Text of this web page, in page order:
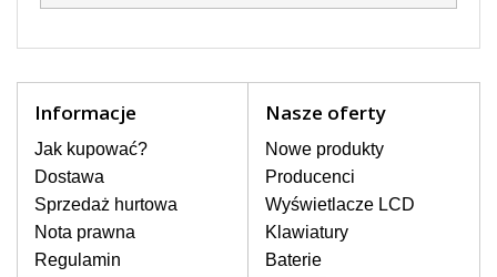
on do wyświetlania tekstu lub obrazu w
z nim z jak największą ostrożnością. Do
zaliczyć uszkodzenia mechaniczne np.
rozbity lub pęknięty ekran, następnie
pojawiające się pionowe pasy, ciemny
ekran, migotanie lub nierównomierną
jasność ekranu.
Informacje
Jak kupować?
Dostawa
Sprzedaż hurtowa
Nota prawna
Regulamin
Nasze oferty
Nowe produkty
Producenci
Wyświetlacze LCD
Klawiatury
Baterie